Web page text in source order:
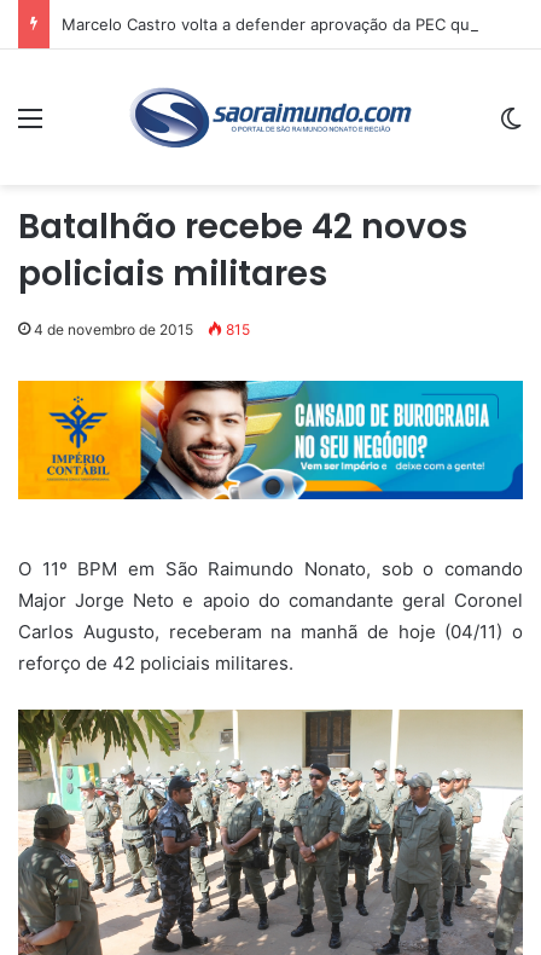
Menu
Batalhão recebe 42 novos
policiais militares
4 de novembro de 2015 815
O 11º BPM em São Raimundo Nonato, sob o comando
Major Jorge Neto e apoio do comandante geral Coronel
Carlos Augusto, receberam na manhã de hoje (04/11) o
reforço de 42 policiais militares.